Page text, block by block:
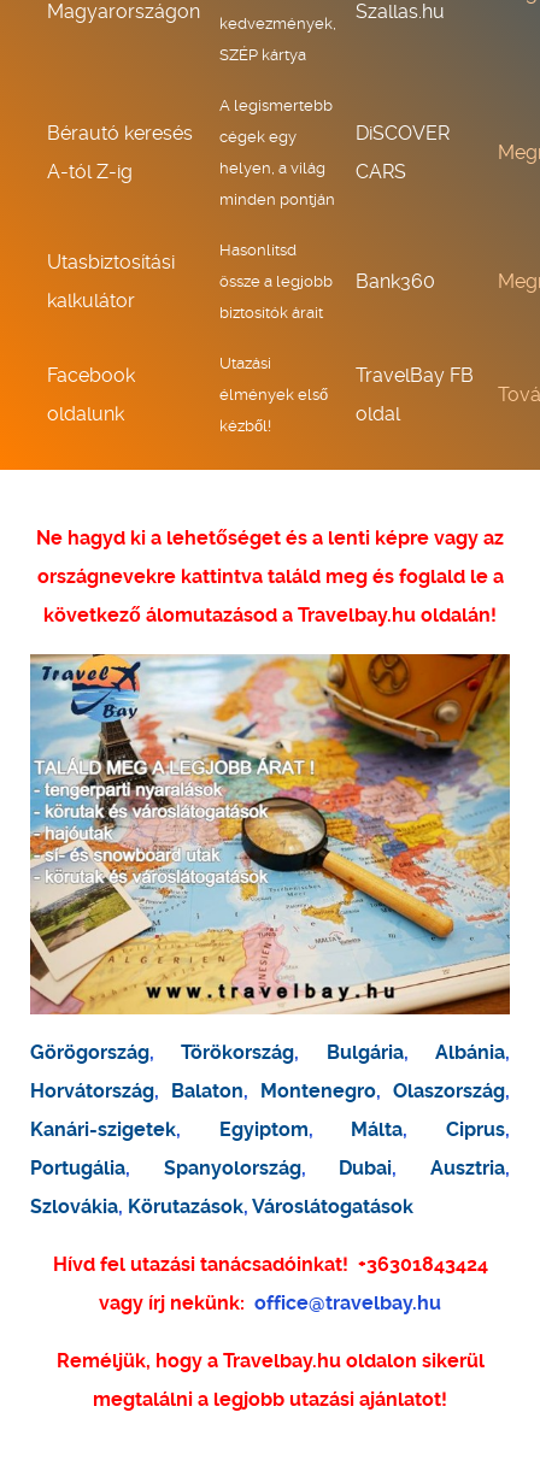
Magyarországon
kedvezmények,
SZÉP kártya
Szallas.hu
Bérautó keresés
A-tól Z-ig
A legismertebb
cégek egy
helyen, a világ
minden pontján
DiSCOVER
CARS
Utasbiztosítási
kalkulátor
Hasonlítsd
össze a legjobb
biztosítók árait
Bank360
Facebook
oldalunk
Utazási
élmények első
kézből!
TravelBay FB
oldal
Ne hagyd ki a lehetőséget és a lenti képre vagy az
országnevekre kattintva találd meg és foglald le a
következő álomutazásod a Travelbay.hu oldalán!
Görögország,Törökország, Bulgária,Albánia,
Horvátország, Balaton, Montenegro, Olaszország,
Kanári-szigetek, Egyiptom, Málta,Ciprus,
Portugália, Spanyolország, Dubai,Ausztria,
Szlovákia, Körutazások, Városlátogatások
Hívd fel utazási tanácsadóinkat! +36301843424
vagy írj nekünk: office@travelbay.hu
Reméljük, hogy a Travelbay.hu oldalon sikerül
megtalálni a legjobb utazási ajánlatot!